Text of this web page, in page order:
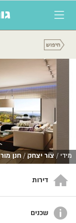
מידי / צור יצחק / חנן מור
דירות
שכנים